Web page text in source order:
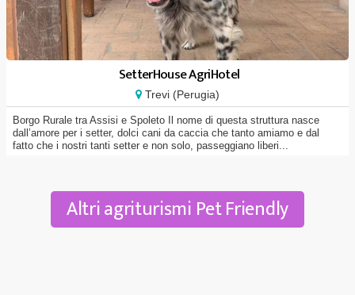
SetterHouse AgriHotel
Trevi (Perugia)
Borgo Rurale tra Assisi e Spoleto Il nome di questa struttura nasce
dall’amore per i setter, dolci cani da caccia che tanto amiamo e dal
fatto che i nostri tanti setter e non solo, passeggiano liberi...
Altri agriturismi Pet Friendly